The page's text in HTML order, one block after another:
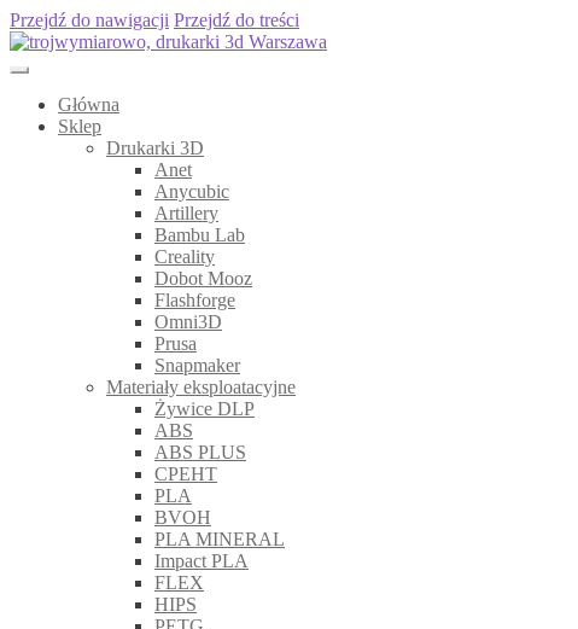
Przejdź do nawigacji Przejdź do treści
Główna
Sklep
Drukarki 3D
Anet
Anycubic
Artillery
Bambu Lab
Creality
Dobot Mooz
Flashforge
Omni3D
Prusa
Snapmaker
Materiały eksploatacyjne
Żywice DLP
ABS
ABS PLUS
CPEHT
PLA
BVOH
PLA MINERAL
Impact PLA
FLEX
HIPS